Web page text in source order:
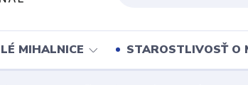
MIHALNICE STAROSTLIVOSŤ O